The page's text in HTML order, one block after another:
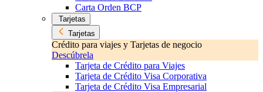
Carta Orden BCP
Tarjetas
Tarjetas
Crédito para viajes y Tarjetas de negocio
Descúbrela
Tarjeta de Crédito para Viajes
Tarjeta de Crédito Visa Corporativa
Tarjeta de Crédito Visa Empresarial